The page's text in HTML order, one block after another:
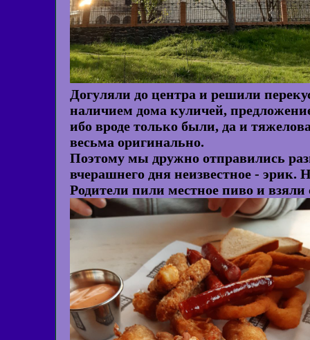
Догуляли до центра и решили
наличием дома куличей,
ибо вроде только были, да и
весьма оригинально.
Поэтому мы дружно отправились
вчерашнего дня неизвестное - эрик.
Родители пили местное пиво и взяли